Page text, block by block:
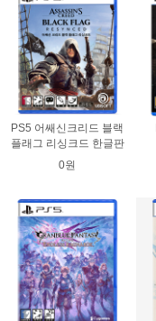
PS5 어쌔신크리드 블랙
플래그 리싱크드 한글판
0원